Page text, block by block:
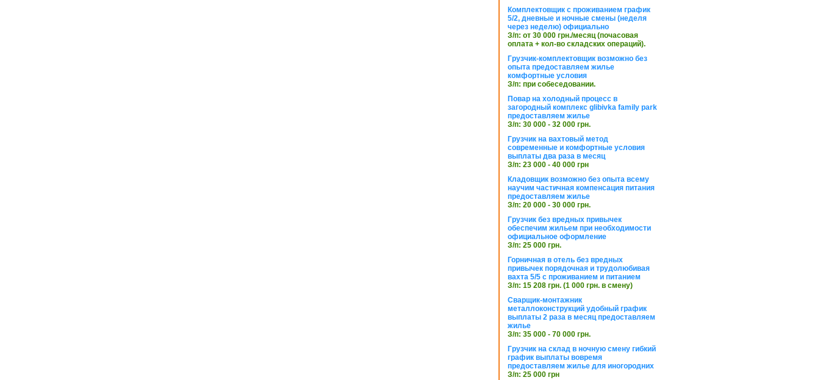
Комплектовщик с проживанием график
5/2, дневные и ночные смены (неделя
через неделю) официально
З/п: от 30 000 грн./месяц (почасовая
оплата + кол-во складских операций).
Грузчик-комплектовщик возможно без
опыта предоставляем жилье
комфортные условия
З/п: при собеседовании.
Повар на холодный процесс в
загородный комплекс glibivka family park
предоставляем жилье
З/п: 30 000 - 32 000 грн.
Грузчик на вахтовый метод
современные и комфортные условия
выплаты два раза в месяц
З/п: 23 000 - 40 000 грн
Кладовщик возможно без опыта всему
научим частичная компенсация питания
предоставляем жилье
З/п: 20 000 - 30 000 грн.
Грузчик без вредных привычек
обеспечим жильем при необходимости
официальное оформление
З/п: 25 000 грн.
Горничная в отель без вредных
привычек порядочная и трудолюбивая
вахта 5/5 с проживанием и питанием
З/п: 15 208 грн. (1 000 грн. в смену)
Сварщик-монтажник
металлоконструкций удобный график
выплаты 2 раза в месяц предоставляем
жилье
З/п: 35 000 - 70 000 грн.
Грузчик на склад в ночную смену гибкий
график выплаты вовремя
предоставляем жилье для иногородних
З/п: 25 000 грн